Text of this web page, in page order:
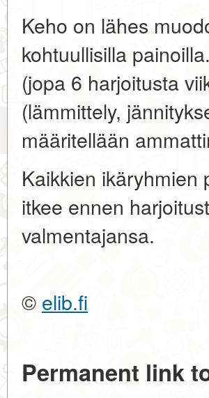
Keho on lähes
kohtuullisilla
(jopa 6 harjoitusta
(lämmittely,
määritellään
Kaikkien ikäryhmien
itkee ennen
valmentajansa.
© elib.fi
Permanent link